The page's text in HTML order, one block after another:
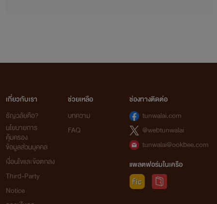
เกี่ยวกับเรา
ธัญวลัยคือ?
นโยบายการ
คุ้มครอง
ข้อมูลส่วนบุคคล
เงื่อนไขและข้อตกลง
Third-Party
Notice
ช่วยเหลือ
บทความ
FAQ
ช่องทางติดต่อ
tunwalai.com
@webtunwalai
tunwalai@ookbee.com
แพลตฟอร์มในเครือ